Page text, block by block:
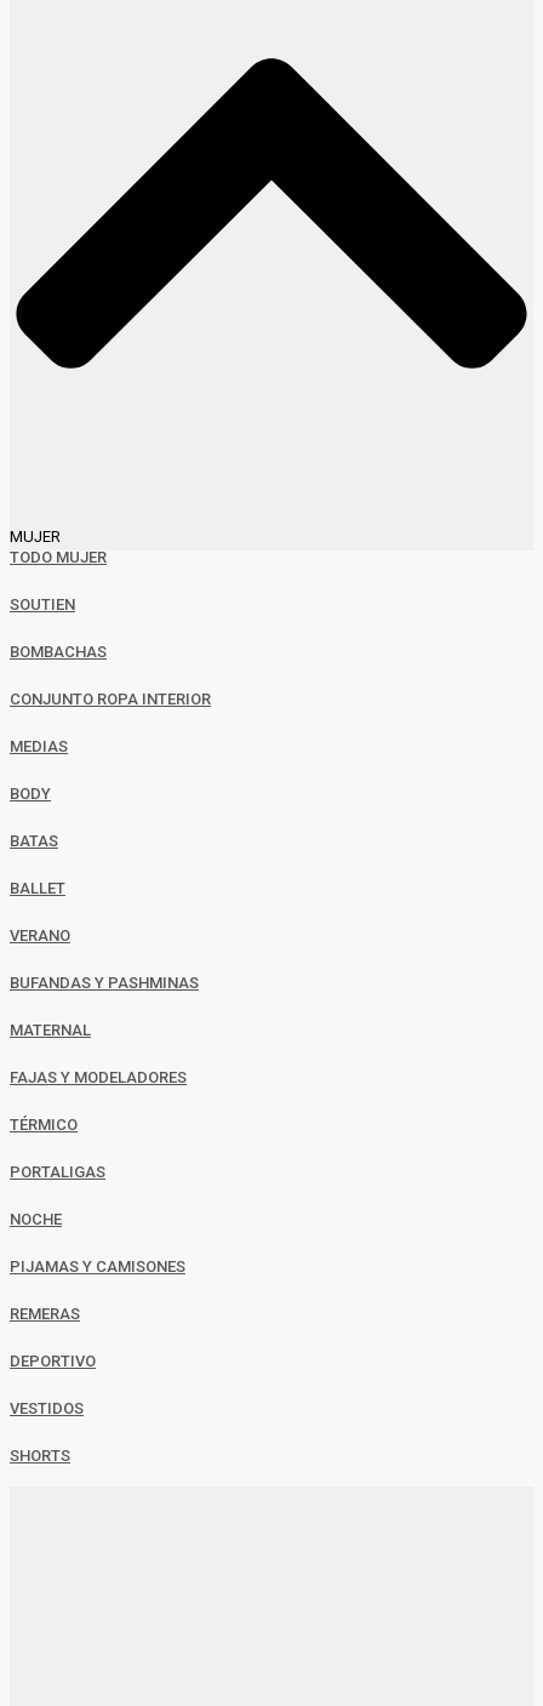
MUJER
TODO MUJER
SOUTIEN
BOMBACHAS
CONJUNTO ROPA INTERIOR
MEDIAS
BODY
BATAS
BALLET
VERANO
BUFANDAS Y PASHMINAS
MATERNAL
FAJAS Y MODELADORES
TÉRMICO
PORTALIGAS
NOCHE
PIJAMAS Y CAMISONES
REMERAS
DEPORTIVO
VESTIDOS
SHORTS